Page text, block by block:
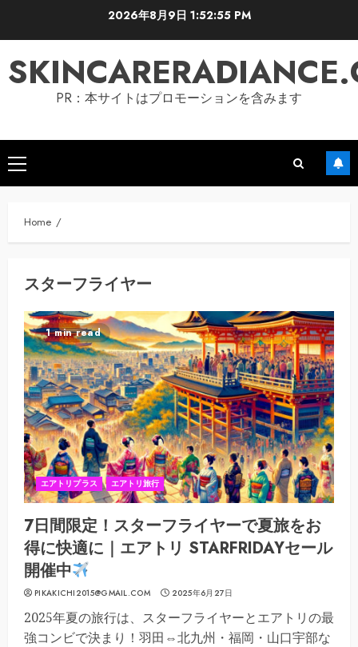
2026年8月9日 1:52:56 PM
PR：本サイトはプロモーションを含みます
Primary
Menu
Home
スターフライヤー
1 min read
エアトリプラス エアトリ旅行
7日間限定！スターフライヤーで夏旅をお
得に快適に｜エアトリ STARFRIDAYセール
開催中
PIKAKICHI2015@GMAIL.COM 2025年6月27日
2025年夏の旅行は、スターフライヤーとエアトリの最
強コンビで決まり！羽田⇔北九州・福岡・山口宇部な